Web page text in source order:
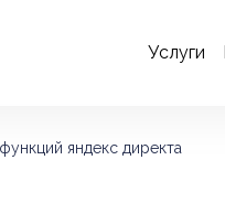
Услуги
яндекс директа